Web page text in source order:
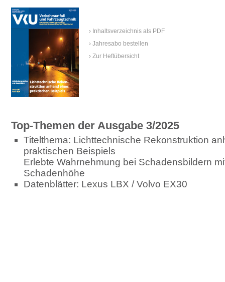
› Inhaltsverzeichnis als PDF
› Jahresabo bestellen
› Zur Heftübersicht
Top-Themen der Ausgabe 3/2025
Titelthema: Lichttechnische Rekonstruktion
praktischen Beispiels
Erlebte Wahrnehmung bei Schadensbildern
Schadenhöhe
Datenblätter: Lexus LBX / Volvo EX30